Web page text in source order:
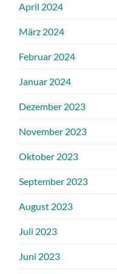
April 2024
März 2024
Februar 2024
Januar 2024
Dezember 2023
November 2023
Oktober 2023
September 2023
August 2023
Juli 2023
Juni 2023